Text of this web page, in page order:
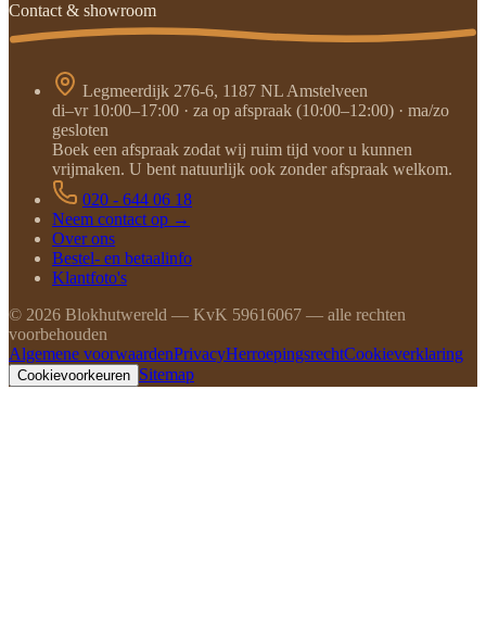
Contact & showroom
Legmeerdijk 276-6, 1187 NL Amstelveen
di–vr 10:00–17:00 · za op afspraak (10:00–12:00) · ma/zo
gesloten
Boek een afspraak zodat wij ruim tijd voor u kunnen
vrijmaken. U bent natuurlijk ook zonder afspraak welkom.
020 - 644 06 18
Neem contact op →
Over ons
Bestel- en betaalinfo
Klantfoto's
© 2026 Blokhutwereld — KvK 59616067 — alle rechten
voorbehouden
Algemene voorwaardenPrivacyHerroepingsrechtCookieverklaring
Cookievoorkeuren Sitemap